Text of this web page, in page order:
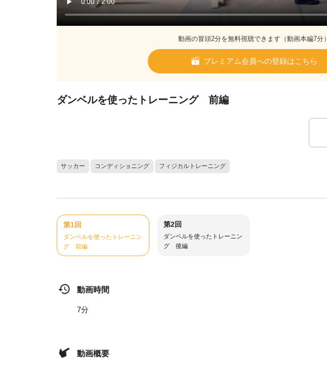
動画の冒頭2分を無料視聴できます（動画本編7分）
プレミアム会員への登録はこちら
ダンベルを使ったトレーニング 前編
サッカー コンディショニング フィジカルトレーニング
第1回
ダンベルを使ったトレーニン
グ 前編
第2回
ダンベルを使ったトレーニン
グ 後編
動画時間
7分
動画概要